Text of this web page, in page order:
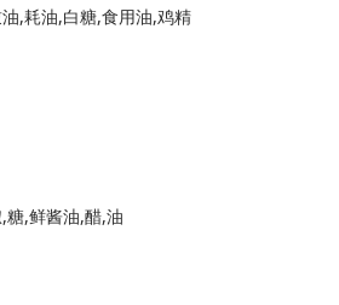
,耗油,白糖,食用油,鸡精
糖,鲜酱油,醋,油